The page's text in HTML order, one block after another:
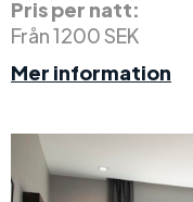
Pris per natt:
Från 1200 SEK
Mer information